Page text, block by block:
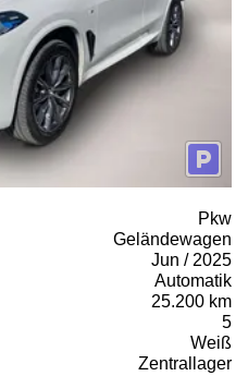
Pkw
Geländewagen
Jun / 2025
Automatik
25.200 km
5
Weiß
Zentrallager